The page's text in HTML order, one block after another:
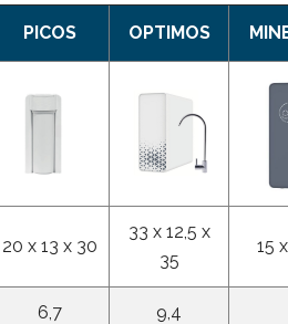
PICOS OPTIMOS
20 x 13 x 30
33 x 12,5 x
35
15
6,7 9,4